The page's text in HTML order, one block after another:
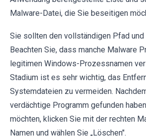
Malware-Datei, die Sie beseitigen
Sie sollten den vollständigen Pfad und
Beachten Sie, dass manche Malware
legitimen Windows-Prozessnamen
Stadium ist es sehr wichtig, das
Systemdateien zu vermeiden.
verdächtige Programm gefunden
möchten, klicken Sie mit der rechten
Namen und wählen Sie „Löschen".